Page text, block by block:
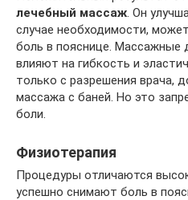
лечебный массаж. Он
случае необходимости,
боль в пояснице. Массажные
влияют на гибкость и
только с разрешения врача,
массажа с баней. Но это
боли.
Физиотерапия
Процедуры отличаются
успешно снимают боль в